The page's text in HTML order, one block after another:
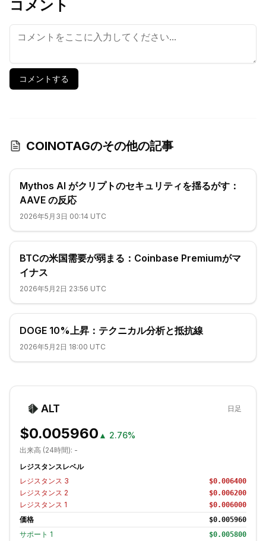
コメント
コメントする
COINOTAGのその他の記事
Mythos AI がクリプトのセキュリティを揺るがす：
AAVE の反応
2026年5月3日 00:14 UTC
BTCの米国需要が弱まる：Coinbase Premiumがマ
イナス
2026年5月2日 23:56 UTC
DOGE 10%上昇：テクニカル分析と抵抗線
2026年5月2日 18:00 UTC
ALT 日足
$0.005960 ▲ 2.76%
出来高 (24時間): -
レジスタンスレベル
レジスタンス 3 $0.006400
レジスタンス 2 $0.006200
レジスタンス 1 $0.006000
価格 $0.005960
サポート 1 $0.005800